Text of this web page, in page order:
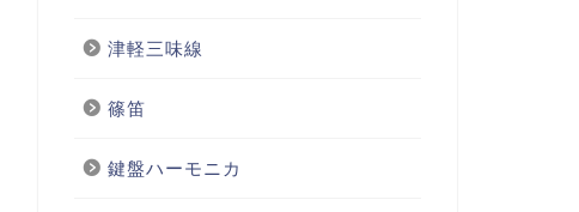
津軽三味線
篠笛
鍵盤ハーモニカ